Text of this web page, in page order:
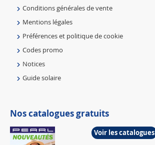
Conditions générales de vente
Mentions légales
Préférences et politique de cookie
Codes promo
Notices
Guide solaire
Nos catalogues gratuits
Voir les catalogues